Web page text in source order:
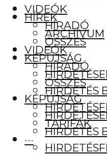
VIDEÓK
HÍRADÓ
ÖSSZES
KÉPÚJSÁG
HIRDETÉS
TARIFÁK
···
HÍREK
ARCHÍVUM
VIDEÓK
HÍRADÓ
ÖSSZES
KÉPÚJSÁG
HIRDETÉS